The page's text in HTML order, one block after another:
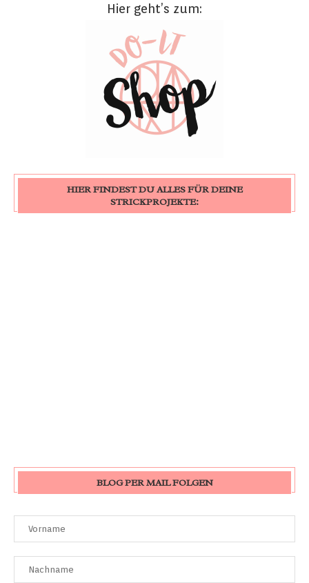
Hier geht’s zum:
HIER FINDEST DU ALLES FÜR DEINE
STRICKPROJEKTE:
BLOG PER MAIL FOLGEN